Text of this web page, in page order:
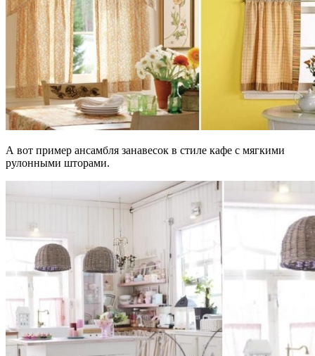
А вот пример ансамбля занавесок в стиле кафе с мягкими
рулонными шторами.